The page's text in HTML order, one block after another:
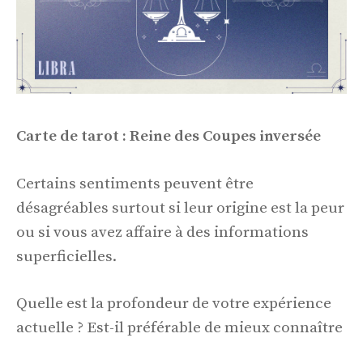
Carte de tarot : Reine des Coupes inversée
Certains sentiments peuvent être
désagréables surtout si leur origine est la peur
ou si vous avez affaire à des informations
superficielles.
Quelle est la profondeur de votre expérience
actuelle ? Est-il préférable de mieux connaître